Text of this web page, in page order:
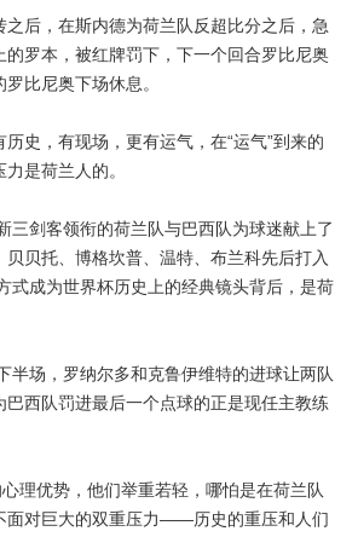
后，在斯内德为荷兰队反超比分之后，急
罗本，被红牌罚下，下一个回合罗比尼奥
比尼奥下场休息。
，有现场，更有运气，在“运气”到来的
是荷兰人的。
剑客领衔的荷兰队与巴西队为球迷献上了
贝托、博格坎普、温特、布兰科先后打入
式成为世界杯历史上的经典镜头背后，是荷
场，罗纳尔多和克鲁伊维特的进球让两队
西队罚进最后一个点球的正是现任主教练
优势，他们举重若轻，哪怕是在荷兰队
面对巨大的双重压力——历史的重压和人们